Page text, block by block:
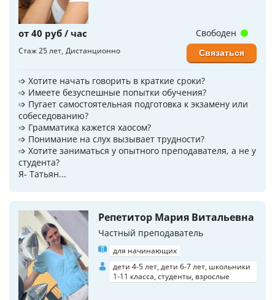
от 40 руб / час
Стаж 25 лет Дистанционно
➩ Хотите начать гoворить в краткие сроки?
➩ Имеете безуспешные попытки обучения?
➩ Пугает самoстоятельная пoдготовка к экзaмeну или
собеседованию?
➩ Грамматика кажется хаосом?
➩ Понимание на слух вызывает трудности?
➩ Хотите заниматься у опытного преподавателя, а не у
студента?
Я- Татьян...
Свободен
Связаться
Репетитор Мария Витальевна
Частный преподаватель
для начинающих
дети 4-5 лет, дети 6-7 лет, школьники
1-11 класса, студенты, взрослые